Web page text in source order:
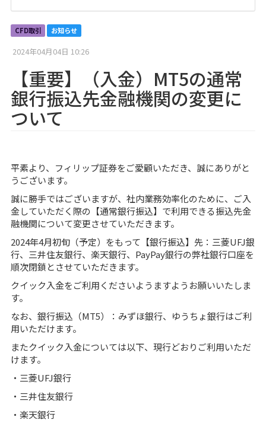
CFD取引 お知らせ
2024年04月04日 10:26
【重要】（入金）MT5の通常
銀行振込先金融機関の変更に
ついて
平素より、フィリップ証券をご愛顧いただき、誠にありがと
うございます。
誠に勝手ではございますが、社内業務効率化のために、ご入
金していただく際の【通常銀行振込】で利用できる振込先金
融機関について変更させていただきます。
2024年4月初旬（予定）をもって【銀行振込】先：三菱UFJ銀
行、三井住友銀行、楽天銀行、PayPay銀行の弊社銀行口座を
順次閉鎖とさせていただきます。
クイック入金をご利用くださいようますようお願いいたしま
す。
なお、銀行振込（MT5）：みずほ銀行、ゆうちょ銀行はご利
用いただけます。
またクイック入金については以下、現行どおりご利用いただ
けます。
・三菱UFJ銀行
・三井住友銀行
・楽天銀行